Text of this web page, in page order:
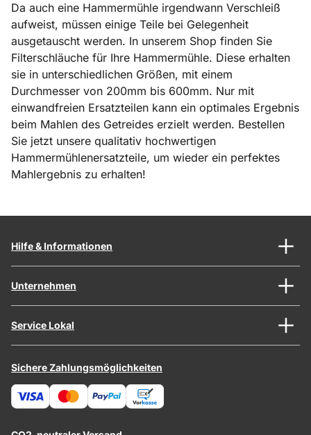
Da auch eine Hammermühle irgendwann Verschleiß
aufweist, müssen einige Teile bei Gelegenheit
ausgetauscht werden. In unserem Shop finden Sie
Filterschläuche für Ihre Hammermühle. Diese erhalten
sie in unterschiedlichen Größen, mit einem
Durchmesser von 200mm bis 600mm. Nur mit
einwandfreien Ersatzteilen kann ein optimales Ergebnis
beim Mahlen des Getreides erzielt werden. Bestellen
Sie jetzt unsere qualitativ hochwertigen
Hammermühlenersatzteile, um wieder ein perfektes
Mahlergebnis zu erhalten!
Hilfe & Informationen
Unternehmen
Service Lokal
Sichere Zahlungsmöglichkeiten